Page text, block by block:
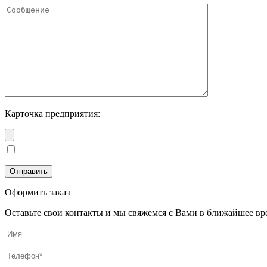
Карточка предприятия:
Оформить заказ
Оставьте свои контакты и мы свяжемся с Вами в ближайшее